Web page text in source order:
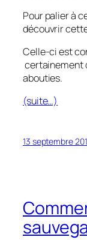
Pour palier à
découvrir
Celle-ci est
certainement
abouties.
(suite…)
13 septembre